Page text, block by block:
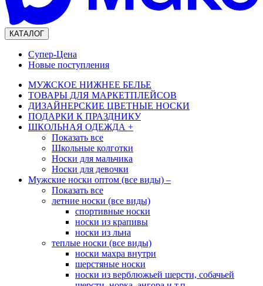
КАТАЛОГ
Супер-Цена
Новые поступления
МУЖСКОЕ НИЖНЕЕ БЕЛЬЕ
ТОВАРЫ ДЛЯ МАРКЕТПЛЕЙСОВ
ДИЗАЙНЕРСКИЕ ЦВЕТНЫЕ НОСКИ
ПОДАРКИ К ПРАЗДНИКУ
ШКОЛЬНАЯ ОДЕЖДА +
Показать все
Школьные колготки
Носки для мальчика
Носки для девочки
Мужские носки оптом (все виды) –
Показать все
летние носки (все виды)
спортивные носки
носки из крапивы
носки из льна
теплые носки (все виды)
носки махра внутри
шерстяные носки
носки из верблюжьей шерсти, собачьей